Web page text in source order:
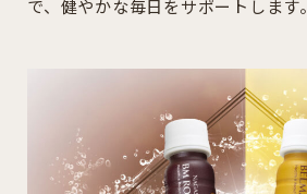
で、健やかな毎日をサポートします。